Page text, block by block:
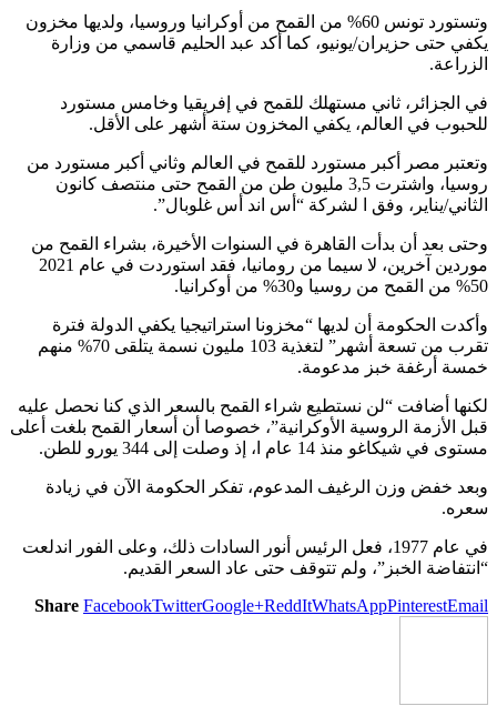
وتستورد تونس 60% من القمح من أوكرانيا وروسيا، ولديها مخزون
يكفي حتى حزيران/يونيو، كما أكد عبد الحليم قاسمي من وزارة
الزراعة.
في الجزائر، ثاني مستهلك للقمح في إفريقيا وخامس مستورد
للحبوب في العالم، يكفي المخزون ستة أشهر على الأقل.
وتعتبر مصر أكبر مستورد للقمح في العالم وثاني أكبر مستورد من
روسيا، واشترت 3,5 مليون طن من القمح حتى منتصف كانون
الثاني/يناير، وفق ا لشركة “أس اند أس غلوبال”.
وحتى بعد أن بدأت القاهرة في السنوات الأخيرة، بشراء القمح من
موردين آخرين، لا سيما من رومانيا، فقد استوردت في عام 2021
50% من القمح من روسيا و30% من أوكرانيا.
وأكدت الحكومة أن لديها “مخزونا استراتيجيا يكفي الدولة فترة
تقرب من تسعة أشهر” لتغذية 103 مليون نسمة يتلقى 70% منهم
خمسة أرغفة خبز مدعومة.
لكنها أضافت “لن نستطيع شراء القمح بالسعر الذي كنا نحصل عليه
قبل الأزمة الروسية الأوكرانية”، خصوصا أن أسعار القمح بلغت أعلى
مستوى في شيكاغو منذ 14 عام ا، إذ وصلت إلى 344 يورو للطن.
وبعد خفض وزن الرغيف المدعوم، تفكر الحكومة الآن في زيادة
سعره.
في عام 1977، فعل الرئيس أنور السادات ذلك، وعلى الفور اندلعت
“انتفاضة الخبز”، ولم تتوقف حتى عاد السعر القديم.
Share FacebookTwitterGoogle+ReddItWhatsAppPinterestEmail